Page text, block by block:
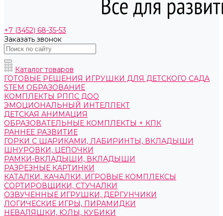
+7 (3452) 68-35-53
Заказать звонок
Каталог товаров
ГОТОВЫЕ РЕШЕНИЯ ИГРУШКИ ДЛЯ ДЕТСКОГО САДА
STEM ОБРАЗОВАНИЕ
КОМПЛЕКТЫ РППС ДОО
ЭМОЦИОНАЛЬНЫЙ ИНТЕЛЛЕКТ
ДЕТСКАЯ АНИМАЦИЯ
ОБРАЗОВАТЕЛЬНЫЕ КОМПЛЕКТЫ + КПК
РАННЕЕ РАЗВИТИЕ
ГОРКИ С ШАРИКАМИ, ЛАБИРИНТЫ, ВКЛАДЫШИ
ШНУРОВКИ, ЦЕПОЧКИ
РАМКИ-ВКЛАДЫШИ, ВКЛАДЫШИ
РАЗРЕЗНЫЕ КАРТИНКИ
КАТАЛКИ, КАЧАЛКИ, ИГРОВЫЕ КОМПЛЕКСЫ
СОРТИРОВЩИКИ, СТУЧАЛКИ
ОЗВУЧЕННЫЕ ИГРУШКИ, ДЕРГУНЧИКИ
ЛОГИЧЕСКИЕ ИГРЫ, ПИРАМИДКИ
НЕВАЛЯШКИ, ЮЛЫ, КУБИКИ